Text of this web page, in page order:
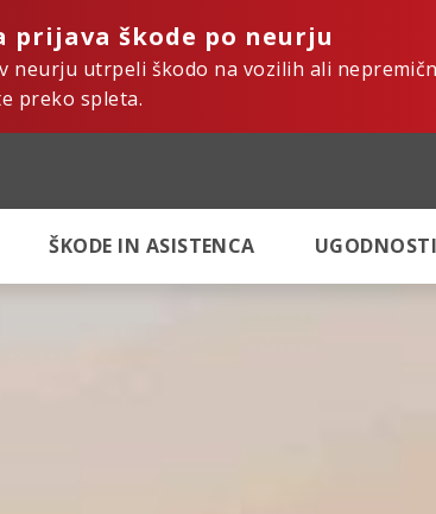
prijava škode po neurju
neurju utrpeli škodo na vozilih ali
preko spleta.
ŠKODE IN ASISTENCA UGODNOSTI